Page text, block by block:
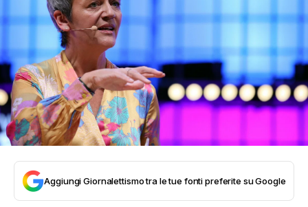
Aggiungi Giornalettismo tra le tue fonti preferite su Google